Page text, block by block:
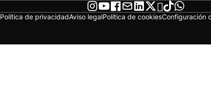
Política de privacidadAviso legalPolítica de cookiesConfiguración